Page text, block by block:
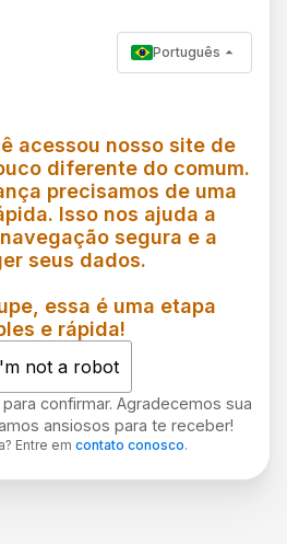
Português
acessou nosso site de
diferente do comum.
precisamos de uma
Isso nos ajuda a
segura e a
seus dados.
essa é uma etapa
e rápida!
not a robot
confirmar. Agradecemos sua
ansiosos para te receber!
Entre em contato conosco.